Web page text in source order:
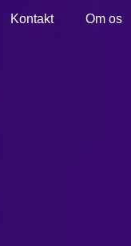
Kontakt Om os